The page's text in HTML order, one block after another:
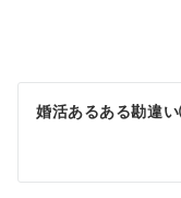
稿
ビ
婚活あるある勘違